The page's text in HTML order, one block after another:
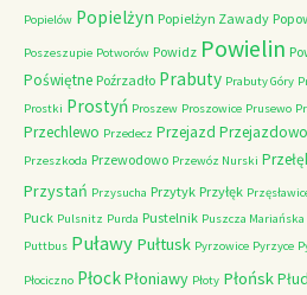
Popielów Popielżyn Popielżyn Zawady
Poszeszupie Potworów Powidz Powielin
Poświętne Poźrzadło Prabuty Prabuty Góry
Prostki Prostyń Proszew Proszowice Prusewo
Przechlewo Przedecz Przejazd Przejazdowo
Przeszkoda Przewodowo Przewóz Nurski
Przystań Przysucha Przytyk Przyłęk
Puck Pulsnitz Purda Pustelnik Puszcza Mariańska
Puttbus Puławy Pułtusk Pyrzowice Pyrzyce
Płociczno PłockPłoniawy Płoty Płońsk